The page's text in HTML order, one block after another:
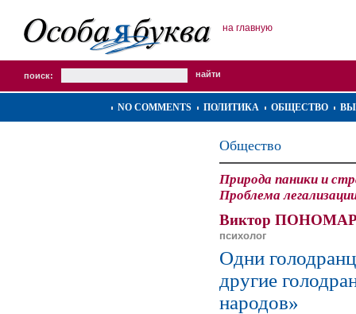
на главную
поиск:
NO COMMENTS ПОЛИТИКА ОБЩЕСТВО
Общество
Природа паники и
Проблема
Виктор
психолог
Одни
другие
народов»